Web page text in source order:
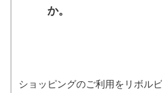
か。
ショッピングのご利用をリボル